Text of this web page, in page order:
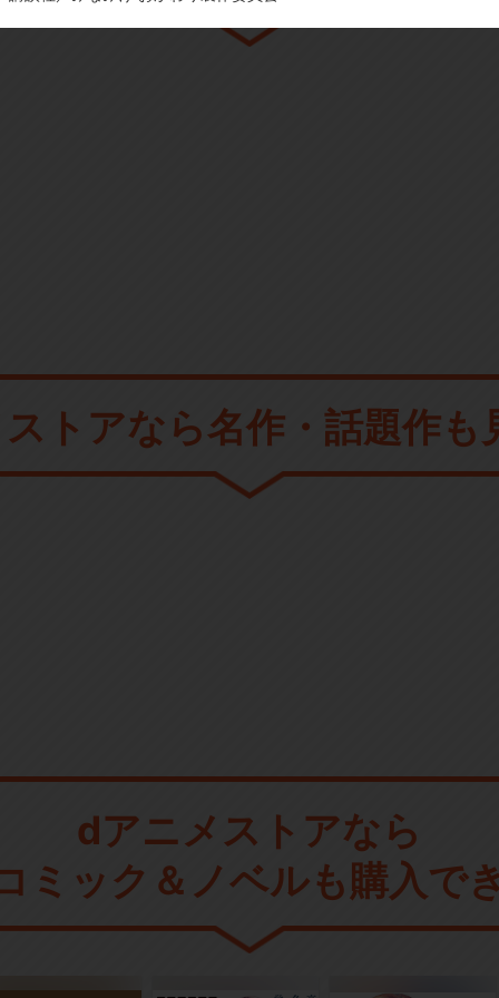
トアなら名作・話題作も
dアニメストアなら
ミック＆ノベルも購入で